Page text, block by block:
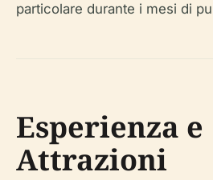
particolare durante i mesi di
Esperienza e
Attrazioni